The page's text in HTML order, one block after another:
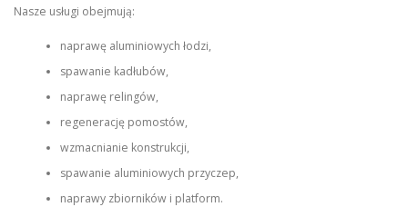
Nasze usługi obejmują:
naprawę aluminiowych łodzi,
spawanie kadłubów,
naprawę relingów,
regenerację pomostów,
wzmacnianie konstrukcji,
spawanie aluminiowych przyczep,
naprawy zbiorników i platform.